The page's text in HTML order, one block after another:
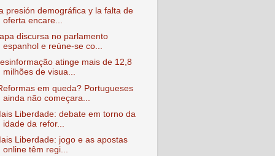
presión demográfica y la falta de
oferta encare...
discursa no parlamento
espanhol e reúne-se co...
atinge mais de 12,8
milhões de visua...
em queda? Portugueses
ainda não começara...
Liberdade : debate em torno da
idade da refor...
Liberdade : jogo e as apostas
online têm regi...